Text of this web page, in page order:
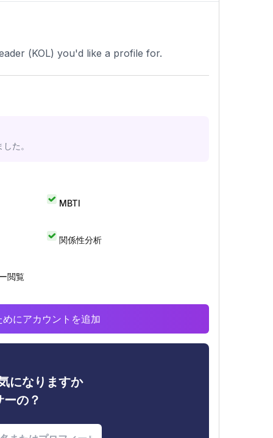
(KOL) you'd like a profile for.
た。
MBTI
関係性分析
閲覧
にアカウントを追加
になりますか
の？